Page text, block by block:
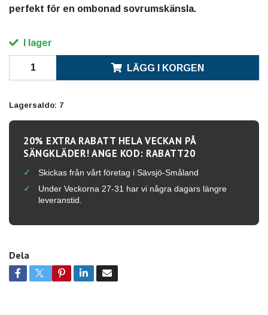
perfekt för en ombonad sovrumskänsla.
I lager
LÄGG I KORGEN
Lagersaldo: 7
20% EXTRA RABATT HELA VECKAN PÅ
SÄNGKLÄDER! ANGE KOD: RABATT20
Skickas från vårt företag i Sävsjö-Småland
Under Veckorna 27-31 har vi några dagars längre
leveranstid.
Dela